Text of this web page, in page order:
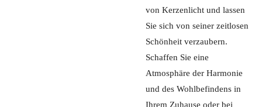
von Kerzenlicht und lassen
Sie sich von seiner zeitlosen
Schönheit verzaubern.
Schaffen Sie eine
Atmosphäre der Harmonie
und des Wohlbefindens in
Ihrem Zuhause oder bei